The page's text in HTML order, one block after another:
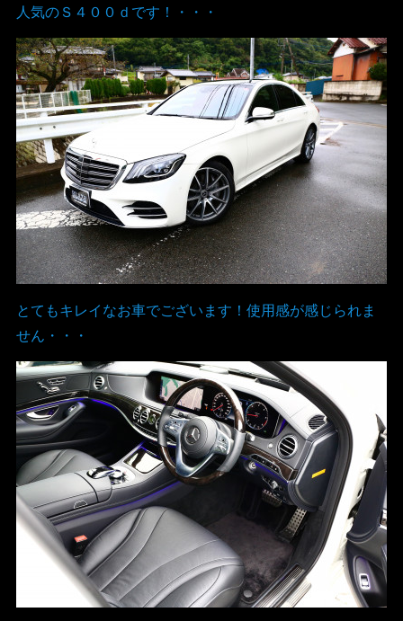
人気のＳ４００ｄです！・・・
とてもキレイなお車でございます！使用感が感じられま
せん・・・